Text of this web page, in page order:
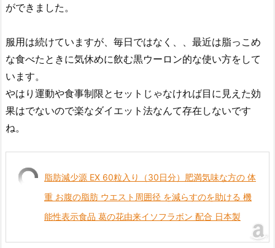
ができました。
服用は続けていますが、毎日ではなく、、最近は脂っこめ
な食べたときに気休めに飲む黒ウーロン的な使い方をして
います。
やはり運動や食事制限とセットじゃなければ目に見えた効
果はでないので楽なダイエット法なんて存在しないです
ね。
脂肪減少源 EX 60粒入り（30日分）肥満気味な方の 体
重 お腹の脂肪 ウエスト周囲径 を減らすのを助ける 機
能性表示食品 葛の花由来イソフラボン 配合 日本製